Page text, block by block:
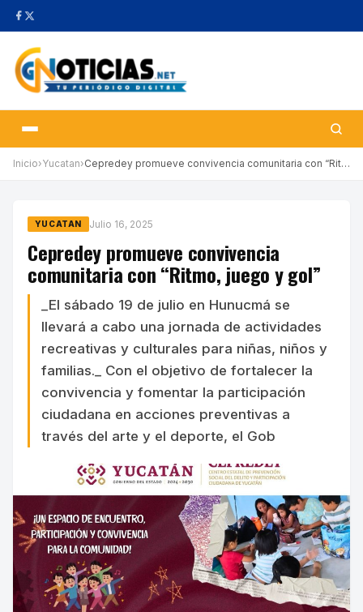
Inicio›Yucatan› Cepredey promueve convivencia comunitaria con “Ritmo, juego y go…
YUCATAN Julio 16, 2025
Cepredey promueve convivencia
comunitaria con “Ritmo, juego y gol”
_El sábado 19 de julio en Hunucmá se
llevará a cabo una jornada de actividades
recreativas y culturales para niñas, niños y
familias._ Con el objetivo de fortalecer la
convivencia y fomentar la participación
ciudadana en acciones preventivas a
través del arte y el deporte, el Gob